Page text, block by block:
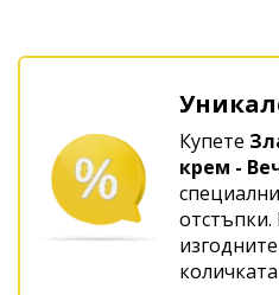
Купете
крем -
отстъпки.